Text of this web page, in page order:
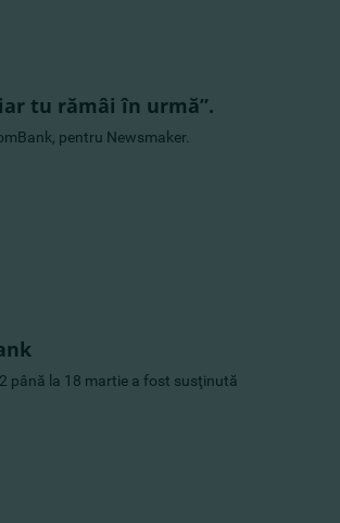
tu rămâi în urmă”.
pentru Newsmaker.
până la 18 martie a fost susţinută